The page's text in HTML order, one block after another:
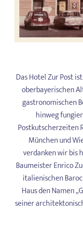
Das Hotel Zur Post
oberbayerischen
gastronomischen
hinweg
Postkutscherzeiten
München und
verdanken wir bis
Baumeister Enrico
italienischen
Haus den Namen
seiner